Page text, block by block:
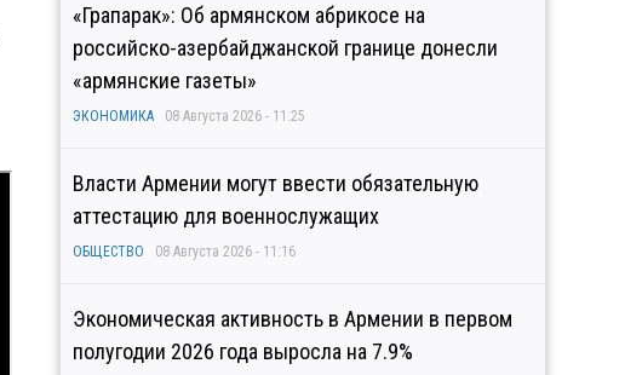
«Грапарак»: Об армянском абрикосе на
российско-азербайджанской границе донесли
«армянские газеты»
ЭКОНОМИКА 08 Августа 2026 - 11:25
Власти Армении могут ввести обязательную
аттестацию для военнослужащих
ОБЩЕСТВО 08 Августа 2026 - 11:16
Экономическая активность в Армении в первом
полугодии 2026 года выросла на 7.9%